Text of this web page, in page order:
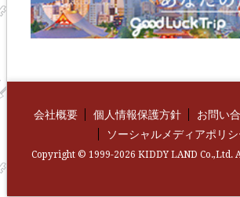
会社概要 個人情報保護方針 お問い
ソーシャルメディアポリシ
Copyright © 1999-2026 KIDDY LAND Co.,Ltd.